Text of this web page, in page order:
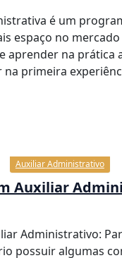
é um
espaço no
aprender na prática
na primeira
Auxiliar Administrativo
Auxiliar
Administrativo:
possuir algumas